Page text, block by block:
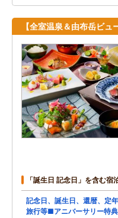
【全室温泉＆由布岳ビ
「誕生日 記念日」を含む宿
記念日、誕生日、還暦、定
旅行等■アニバーサリー特